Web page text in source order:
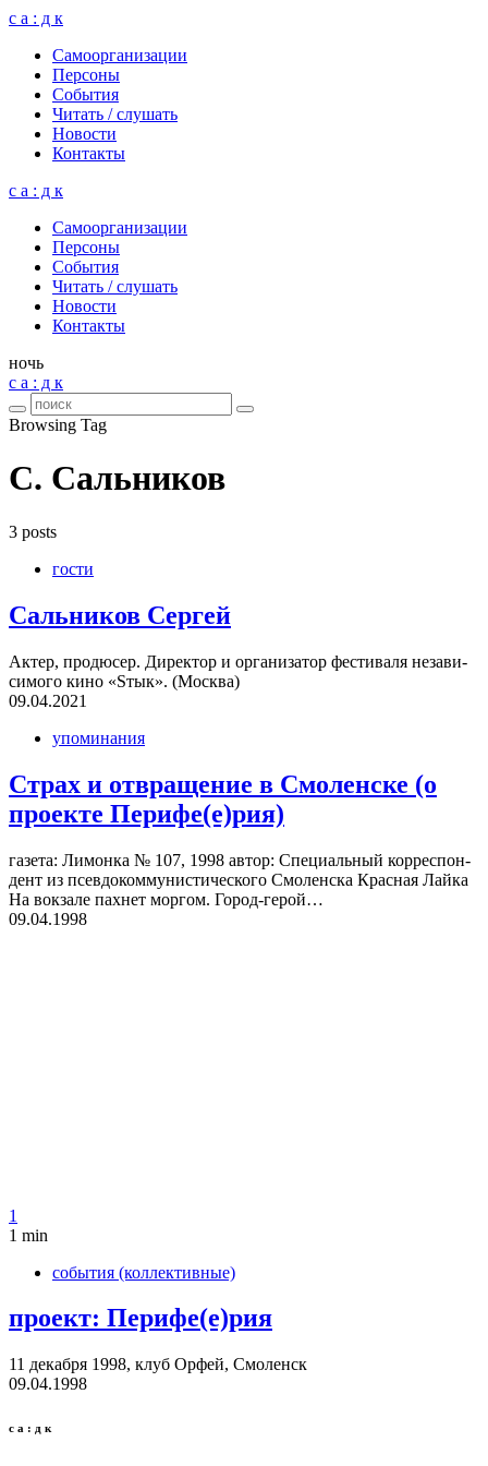
с а : д к
Само­ор­га­ни­за­ции
Пер­соны
Собы­тия
Читать / слу­шать
Ново­сти
Кон­такты
с а : д к
Само­ор­га­ни­за­ции
Пер­соны
Собы­тия
Читать / слу­шать
Ново­сти
Кон­такты
ночь
с а : д к
Browsing Tag
С. Сальников
3 posts
гости
Саль­ни­ков Сер­гей
Актер, про­дю­сер. Дирек­тор и орга­ни­за­тор фести­валя неза­ви­
си­мого кино «Sтык». (Москва)
09.04.2021
упоминания
Страх и отвра­ще­ние в Смо­лен­ске (о
про­екте Перифе(е)рия)
газета: Лимонка № 107, 1998 автор: Спе­ци­аль­ный кор­ре­спон­
дент из псев­до­ком­му­ни­сти­че­ского Смо­лен­ска Крас­ная Лайка
На вок­зале пах­нет мор­гом. Город-герой…
09.04.1998
1
1 min
события (коллективные)
про­ект: Перифе(е)рия
11 декабря 1998, клуб Орфей, Смо­ленск
09.04.1998
с а : д к